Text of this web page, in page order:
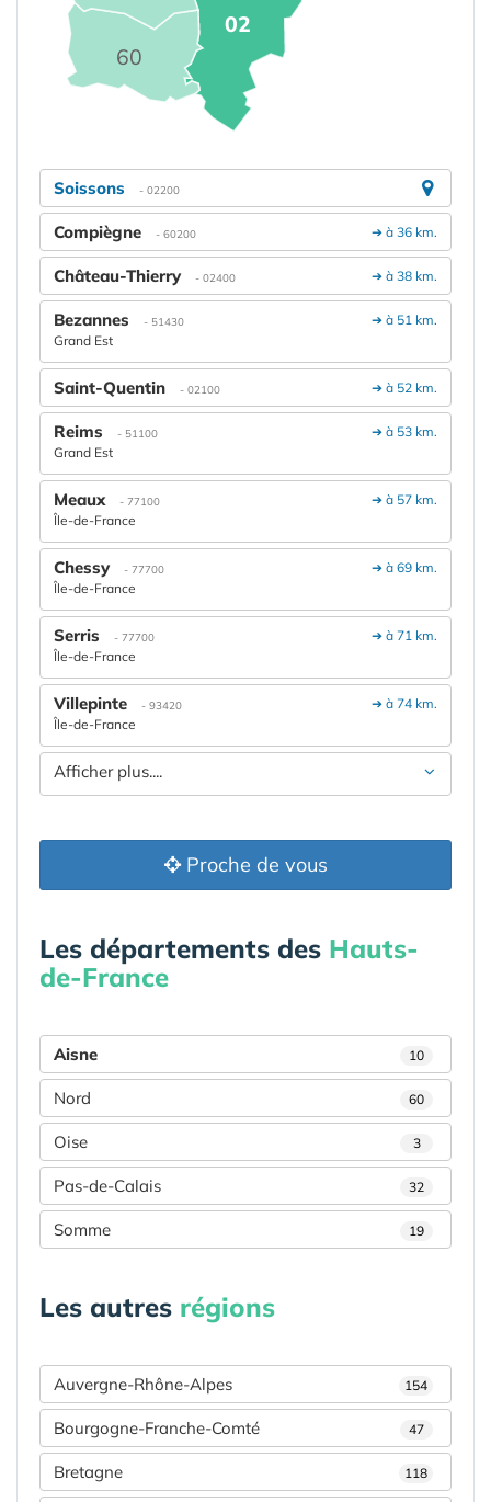
02
60
Soissons - 02200
➔ à 36 km.
Compiègne - 60200
➔ à 38 km.
Château-Thierry - 02400
➔ à 51 km.
Bezannes - 51430
Grand Est
➔ à 52 km.
Saint-Quentin - 02100
➔ à 53 km.
Reims - 51100
Grand Est
➔ à 57 km.
Meaux - 77100
Île-de-France
➔ à 69 km.
Chessy - 77700
Île-de-France
➔ à 71 km.
Serris - 77700
Île-de-France
➔ à 74 km.
Villepinte - 93420
Île-de-France
Afficher plus....
Proche de vous
Les départements des Hauts-
de-France
Aisne 10
Nord 60
Oise 3
Pas-de-Calais 32
Somme 19
Les autres régions
Auvergne-Rhône-Alpes 154
Bourgogne-Franche-Comté 47
Bretagne 118